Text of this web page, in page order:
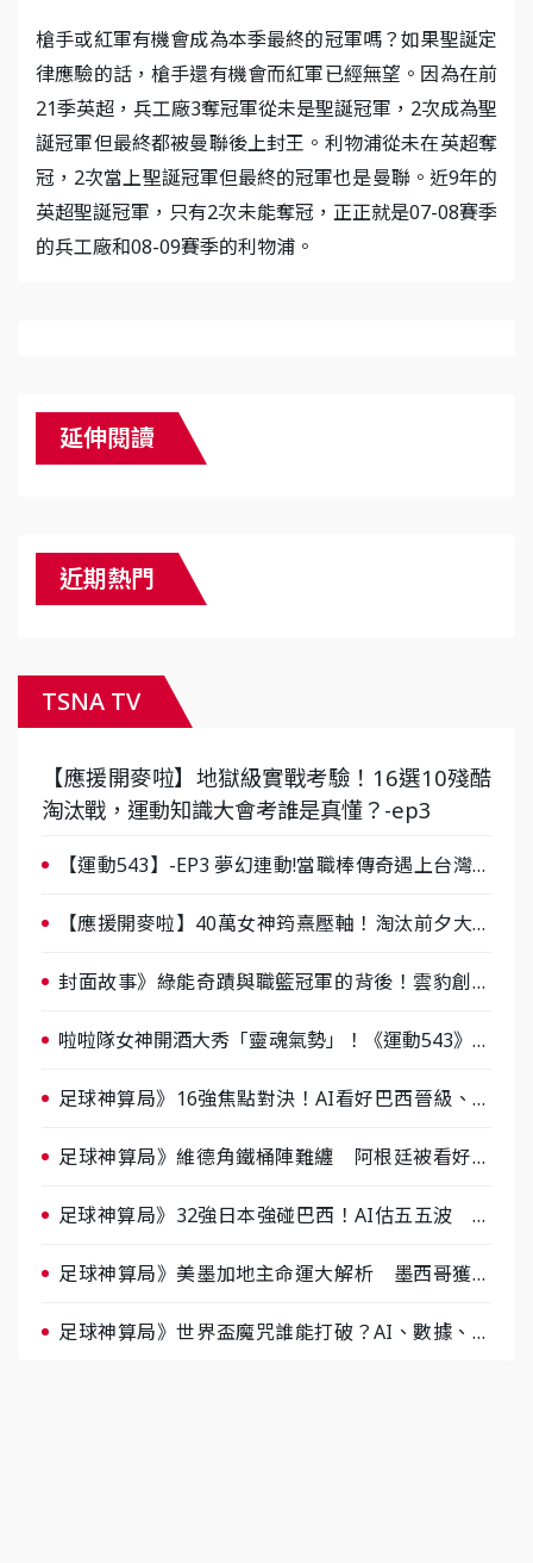
槍手或紅軍有機會成為本季最終的冠軍嗎？如果聖誕定
律應驗的話，槍手還有機會而紅軍已經無望。因為在前
21季英超，兵工廠3奪冠軍從未是聖誕冠軍，2次成為聖
誕冠軍但最終都被曼聯後上封王。利物浦從未在英超奪
冠，2次當上聖誕冠軍但最終的冠軍也是曼聯。近9年的
英超聖誕冠軍，只有2次未能奪冠，正正就是07-08賽季
的兵工廠和08-09賽季的利物浦。
延伸閱讀
近期熱門
TSNA TV
【應援開麥啦】地獄級實戰考驗！16選10殘酷
淘汰戰，運動知識大會考誰是真懂？-ep3
【運動543】-EP3 夢幻連動!當職棒傳奇遇上台灣女
【應援開麥啦】40萬女神筠熹壓軸！淘汰前夕大混
封面故事》綠能奇蹟與職籃冠軍的背後！雲豹創辦
啦啦隊女神開酒大秀「靈魂氣勢」！《運動543》微
足球神算局》16強焦點對決！AI看好巴西晉級、數
足球神算局》維德角鐵桶陣難纏 阿根廷被看好下
足球神算局》32強日本強碰巴西！AI估五五波 牛
足球神算局》美墨加地主命運大解析 墨西哥獲數
足球神算局》世界盃魔咒誰能打破？AI、數據、塔